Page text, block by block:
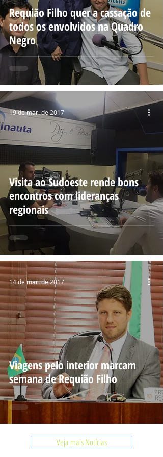
Requião Filho quer a cassação de
todos os envolvidos na Quadro
Negro
Visita ao Sudoeste rende bons
encontros com lideranças
regionais
19 de mar. de 2017
Viagens pelo interior marcam
semana de Requião Filho
14 de mar. de 2017
Veja mais Notícias